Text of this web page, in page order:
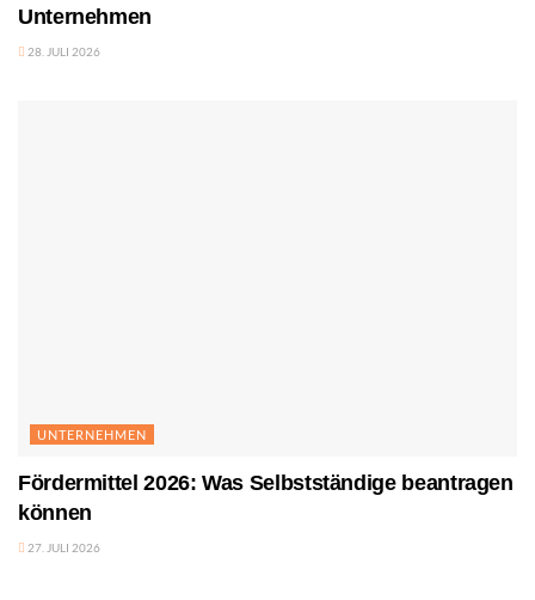
Unternehmen
28. JULI 2026
UNTERNEHMEN
Fördermittel 2026: Was Selbstständige beantragen
können
27. JULI 2026